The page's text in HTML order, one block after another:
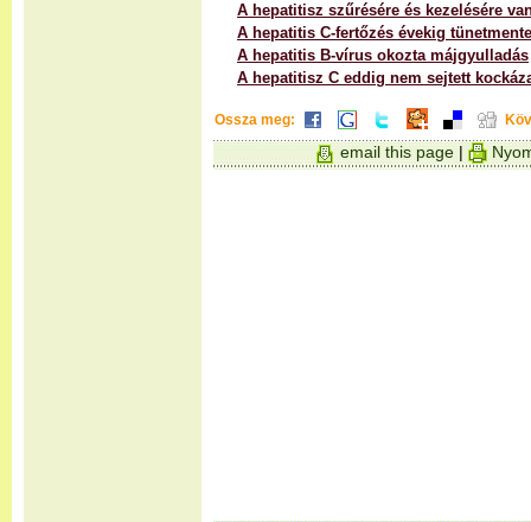
A hepatitisz szűrésére és kezelésére
A hepatitis C-fertőzés évekig
A hepatitis B-vírus okozta májgyulladás
A hepatitisz C eddig nem sejtett
Ossza meg:
email this page |